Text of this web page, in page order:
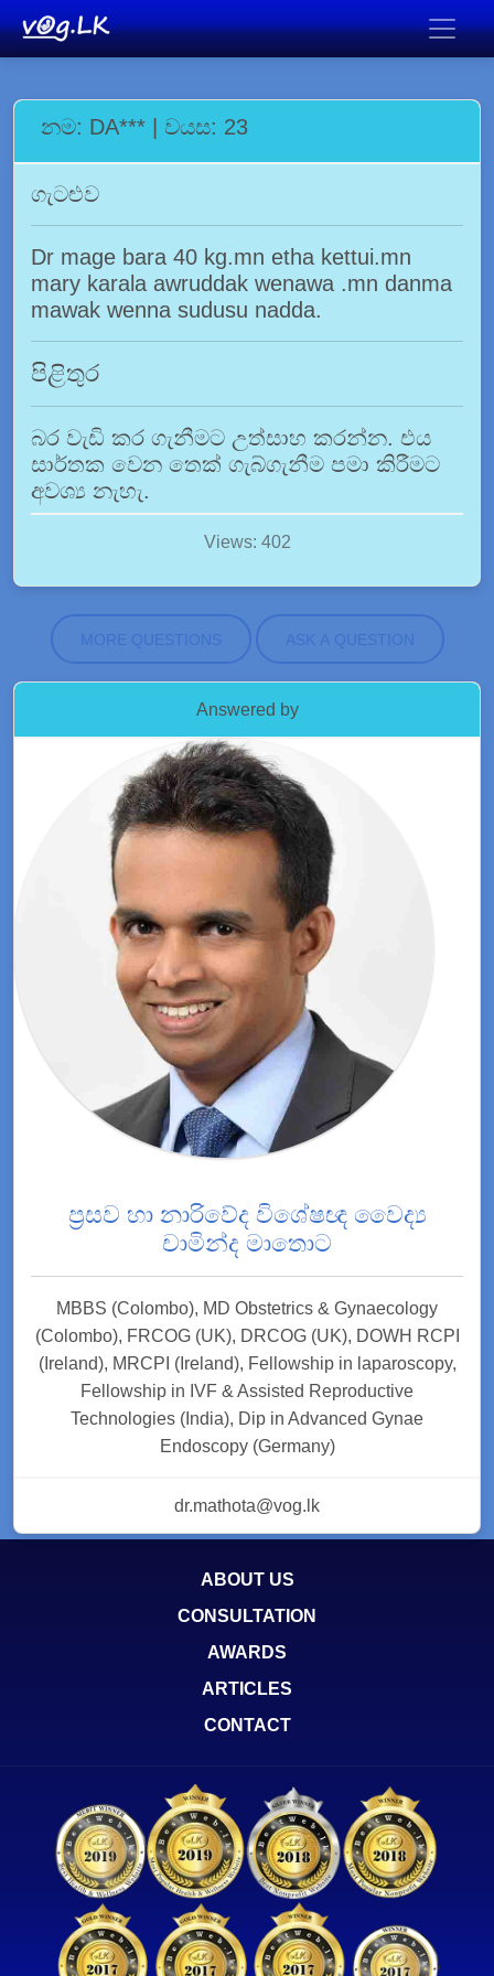
නම: DA*** | වයස: 23
ගැටළුව
Dr mage bara 40 kg.mn etha kettui.mn
mary karala awruddak wenawa .mn danma
mawak wenna sudusu nadda.
පිළිතුර
බර වැඩි කර ගැනීමට උත්සාහ කරන්න. එය
සාර්තක වෙන තෙක් ගැබ්ගැනීම පමා කිරීමට
අවශ්‍ය නැහැ.
Views: 402
MORE QUESTIONS ASK A QUESTION
Answered by
ප්‍රසව හා නාරිවේද විශේෂඥ වෛද්‍ය
චාමින්ද මාතොට
MBBS (Colombo), MD Obstetrics & Gynaecology
(Colombo), FRCOG (UK), DRCOG (UK), DOWH RCPI
(Ireland), MRCPI (Ireland), Fellowship in laparoscopy,
Fellowship in IVF & Assisted Reproductive
Technologies (India), Dip in Advanced Gynae
Endoscopy (Germany)
dr.mathota@vog.lk
ABOUT US
CONSULTATION
AWARDS
ARTICLES
CONTACT